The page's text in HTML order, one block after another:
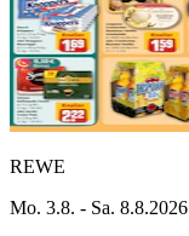
REWE
Mo. 3.8. - Sa. 8.8.2026